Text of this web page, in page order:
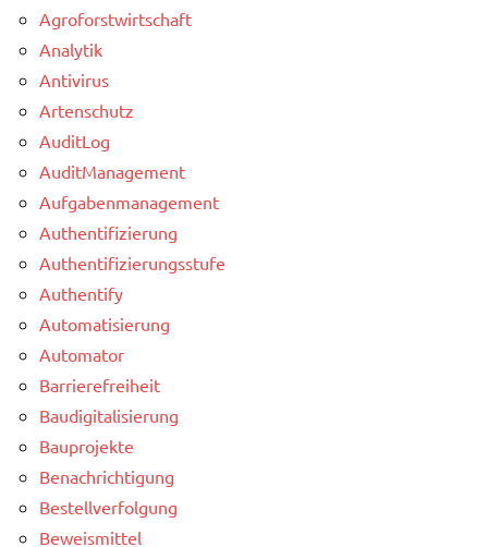
Agroforstwirtschaft
Analytik
Antivirus
Artenschutz
AuditLog
AuditManagement
Aufgabenmanagement
Authentifizierung
Authentifizierungsstufe
Authentify
Automatisierung
Automator
Barrierefreiheit
Baudigitalisierung
Bauprojekte
Benachrichtigung
Bestellverfolgung
Beweismittel